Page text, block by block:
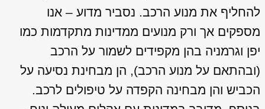
להחליף את מנוע הרכב. נסביר מדוע – אנו
מספקים אך ורק מנועים ממדינות מתקדמות כמו
יפן וגרמניה בהן מקפידים לשמור על הרכב
(ובהתאם על מנוע הרכב), הן מבחינת נסיעה על
הכביש והן מבחינה הקפדה על טיפולים לרכב.